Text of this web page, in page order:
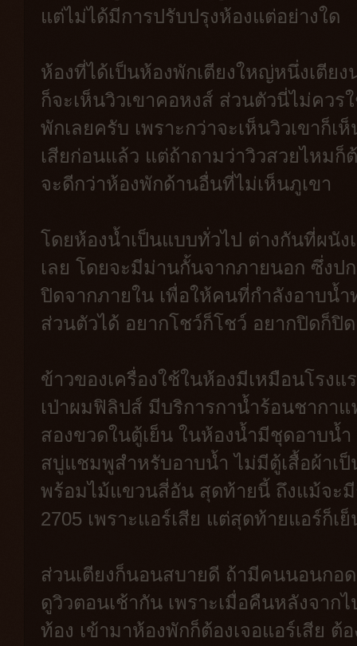
แต่ไม่ได้มีการปรับปรุงห้องแต่อย่างใด
ห้องที่ได้เป็นห้องพักเตียงใหญ่หนึ่งเตีย
ก็จะเห็นวิวเขาคอหงส์ ส่วนตัวนี่ไม่ควร
พักเลยครับ เพราะกว่าจะเห็นวิวเขาก็
เสียก่อนแล้ว แต่ถ้าถามว่าวิวสวยไหมก็
จะดีกว่าห้องพักด้านอื่นที่ไม่เห็นภูเขา
โดยห้องน้ำเป็นแบบทั่วไป ต่างกันที่ผนั
เลย โดยจะมีม่านกั้นจากภายนอก ซึ่งป
ปิดจากภายใน เพื่อให้คนที่กำลังอาบน้
ส่วนตัวได้ อยากโชว์ก็โชว์ อยากปิดก็ปิ
ข้าวของเครื่องใช้ในห้องมีเหมือนโรง
เป่าผมฟิลิปส์ มีบริการกาน้ำร้อนชากา
สองขวดในตู้เย็น ในห้องน้ำมีชุดอาบ
สบู่แชมพูสำหรับอาบน้ำ ไม่มีตู้เสื้อผ้าเ
พร้อมไม้แขวนสี่อัน สุดท้ายนี้ ถึงแม้จะมี
2705 เพราะแอร์เสีย แต่สุดท้ายแอร์ก็เ
ส่วนเตียงก็นอนสบายดี ถ้ามีคนนอนกอ
ดูวิวตอนเช้ากัน เพราะเมื่อคืนหลังจา
ท้อง เข้ามาห้องพักก็ต้องเจอแอร์เสีย ต้